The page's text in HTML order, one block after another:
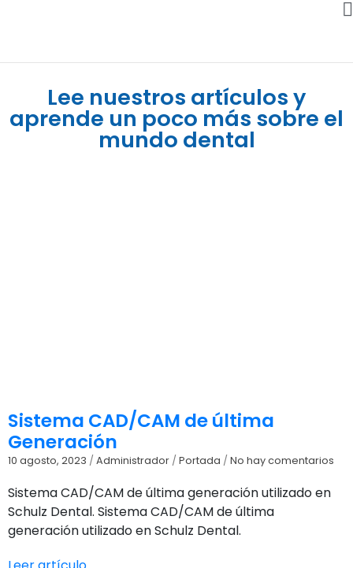
Lee nuestros artículos y
aprende un poco más sobre el
mundo dental
Sistema CAD/CAM de última
Generación
10 agosto, 2023 / Administrador / Portada / No hay comentarios
Sistema CAD/CAM de última generación utilizado en
Schulz Dental. Sistema CAD/CAM de última
generación utilizado en Schulz Dental.